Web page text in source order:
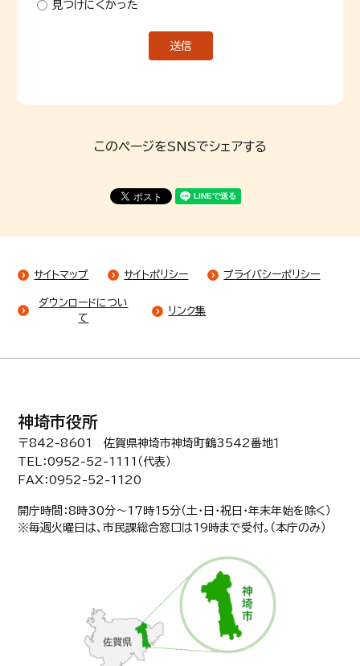
見つけにくかった
このページをSNSでシェアする
サイトマップ サイトポリシー プライバシーポリシー
ダウンロードについ
て
リンク集
神埼市役所
〒842-8601 佐賀県神埼市神埼町鶴3542番地１
TEL：0952-52-1111（代表）
FAX：0952-52-1120
開庁時間：8時30分〜17時15分（土・日・祝日・年末年始を除く）
※毎週火曜日は、市民課総合窓口は19時まで受付。（本庁のみ）